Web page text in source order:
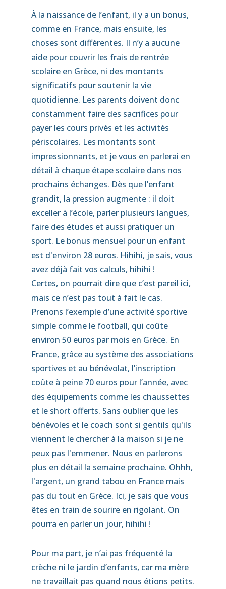
À la naissance de l’enfant, il y a un bonus,
comme en France, mais ensuite, les
choses sont différentes. Il n’y a aucune
aide pour couvrir les frais de rentrée
scolaire en Grèce, ni des montants
significatifs pour soutenir la vie
quotidienne. Les parents doivent donc
constamment faire des sacrifices pour
payer les cours privés et les activités
périscolaires. Les montants sont
impressionnants, et je vous en parlerai en
détail à chaque étape scolaire dans nos
prochains échanges. Dès que l’enfant
grandit, la pression augmente : il doit
exceller à l’école, parler plusieurs langues,
faire des études et aussi pratiquer un
sport. Le bonus mensuel pour un enfant
est d'environ 28 euros. Hihihi, je sais, vous
avez déjà fait vos calculs, hihihi !
Certes, on pourrait dire que c’est pareil ici,
mais ce n’est pas tout à fait le cas.
Prenons l’exemple d’une activité sportive
simple comme le football, qui coûte
environ 50 euros par mois en Grèce. En
France, grâce au système des associations
sportives et au bénévolat, l’inscription
coûte à peine 70 euros pour l’année, avec
des équipements comme les chaussettes
et le short offerts. Sans oublier que les
bénévoles et le coach sont si gentils qu'ils
viennent le chercher à la maison si je ne
peux pas l'emmener. Nous en parlerons
plus en détail la semaine prochaine. Ohhh,
l'argent, un grand tabou en France mais
pas du tout en Grèce. Ici, je sais que vous
êtes en train de sourire en rigolant. On
pourra en parler un jour, hihihi !
Pour ma part, je n’ai pas fréquenté la
crèche ni le jardin d’enfants, car ma mère
ne travaillait pas quand nous étions petits.